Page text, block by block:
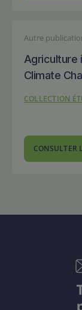
Autre
Agriculture
Climate
COLLECTION
CONSULTER